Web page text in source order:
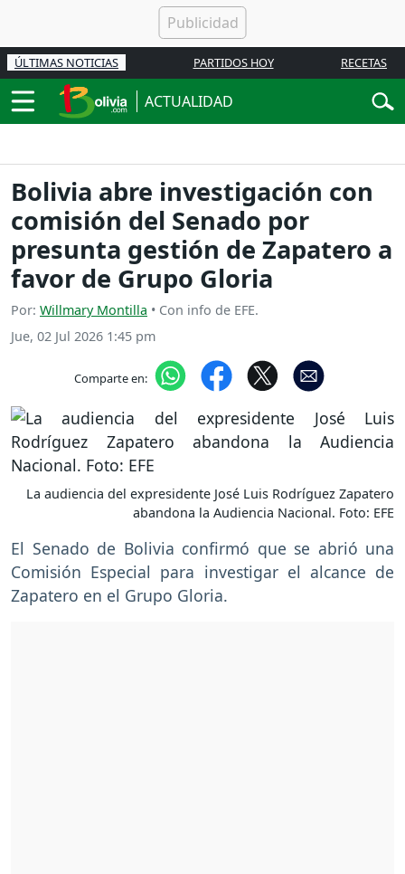
ÚLTIMAS NOTICIAS PARTIDOS HOY RECETAS
ACTUALIDAD
Bolivia abre investigación con
comisión del Senado por
presunta gestión de Zapatero a
favor de Grupo Gloria
Por: Willmary Montilla • Con info de EFE.
Jue, 02 Jul 2026 1:45 pm
Comparte en:
La audiencia del expresidente José Luis Rodríguez Zapatero
abandona la Audiencia Nacional. Foto: EFE
El Senado de Bolivia confirmó que se abrió una
Comisión Especial para investigar el alcance de
Zapatero en el Grupo Gloria.